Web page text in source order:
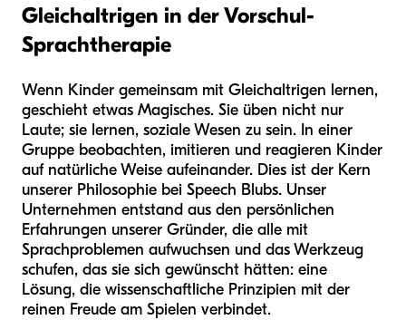
Gleichaltrigen in der Vorschul-
Sprachtherapie
Wenn Kinder gemeinsam mit Gleichaltrigen lernen,
geschieht etwas Magisches. Sie üben nicht nur
Laute; sie lernen, soziale Wesen zu sein. In einer
Gruppe beobachten, imitieren und reagieren Kinder
auf natürliche Weise aufeinander. Dies ist der Kern
unserer Philosophie bei Speech Blubs. Unser
Unternehmen entstand aus den persönlichen
Erfahrungen unserer Gründer, die alle mit
Sprachproblemen aufwuchsen und das Werkzeug
schufen, das sie sich gewünscht hätten: eine
Lösung, die wissenschaftliche Prinzipien mit der
reinen Freude am Spielen verbindet.